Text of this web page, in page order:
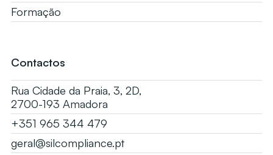
Formação
Contactos
Rua Cidade da Praia, 3, 2D,
2700-193 Amadora
+351 965 344 479
geral@silcompliance.pt